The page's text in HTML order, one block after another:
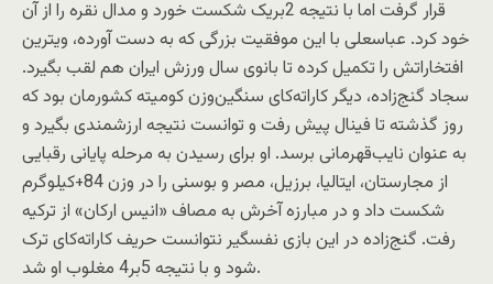
قرار گرفت اما با نتیجه 2بریک شکست خورد و مدال نقره را از آن
خود کرد. عباسعلی با این موفقیت بزرگی که به دست آورده، ویترین
افتخاراتش را تکمیل کرده تا بانوی سال ورزش ایران هم لقب بگیرد.
سجاد گنج‌زاده، دیگر کاراته‌کای سنگین‌وزن کومیته کشورمان بود که
روز گذشته تا فینال پیش رفت و توانست نتیجه ارزشمندی بگیرد و
به عنوان نایب‌قهرمانی برسد. او برای رسیدن به مرحله پایانی رقبایی
از مجارستان، ایتالیا، برزیل، مصر و بوسنی را در وزن 84+کیلوگرم
شکست داد و در مبارزه آخرش به مصاف «انیس ارکان» از ترکیه
رفت. گنج‌زاده در این بازی نفسگیر نتوانست حریف کاراته‌کای ترک
شود و با نتیجه 5بر4 مغلوب او شد.